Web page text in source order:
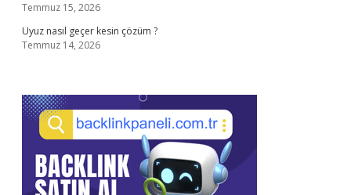
Temmuz 15, 2026
Uyuz nasıl geçer kesin çözüm ?
Temmuz 14, 2026